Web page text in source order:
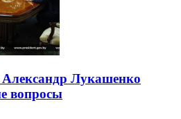
Александр Лукашенко
вопросы